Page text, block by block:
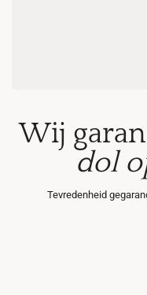
Wij
dol
Tevredenheid